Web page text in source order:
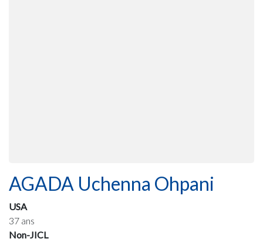
AGADA Uchenna Ohpani
USA
37 ans
Non-JICL